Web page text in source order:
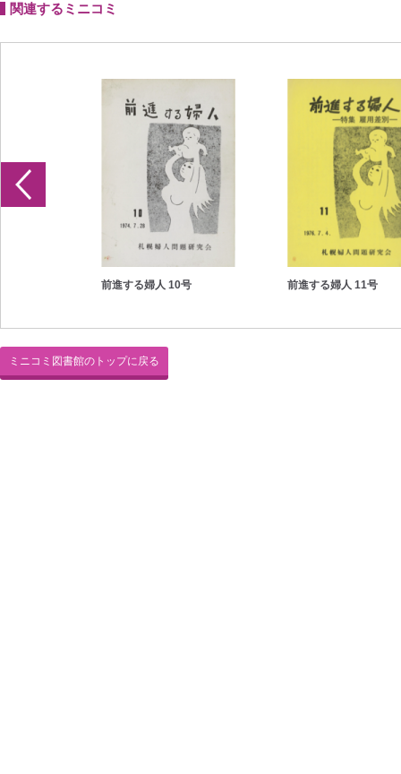
関連するミニコミ
前進する婦人 10号 前進する婦人 11号
ミニコミ図書館のトップに戻る